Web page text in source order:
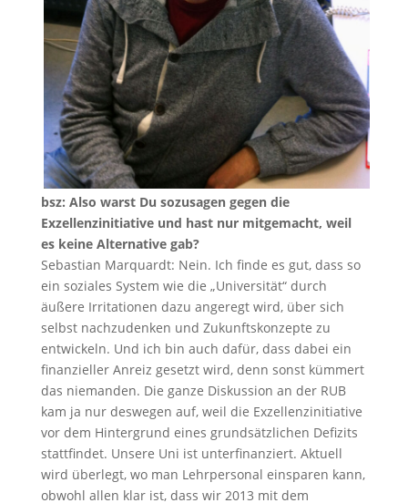
bsz: Also warst Du sozusagen gegen die
Exzellenzinitiative und hast nur mitgemacht, weil
es keine Alternative gab?
Sebastian Marquardt: Nein. Ich finde es gut, dass so
ein soziales System wie die „Universität“ durch
äußere Irritationen dazu angeregt wird, über sich
selbst nachzudenken und Zukunftskonzepte zu
entwickeln. Und ich bin auch dafür, dass dabei ein
finanzieller Anreiz gesetzt wird, denn sonst kümmert
das niemanden. Die ganze Diskussion an der RUB
kam ja nur deswegen auf, weil die Exzellenzinitiative
vor dem Hintergrund eines grundsätzlichen Defizits
stattfindet. Unsere Uni ist unterfinanziert. Aktuell
wird überlegt, wo man Lehrpersonal einsparen kann,
obwohl allen klar ist, dass wir 2013 mit dem